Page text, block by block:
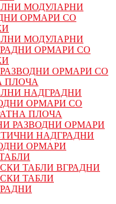
МОДУЛАРНИ
ОРМАРИ СО
МОДУЛАРНИ
ОРМАРИ СО
ОРМАРИ СО
ПЛОЧА
НАДГРАДНИ
ОРМАРИ СО
ПЛОЧА
РАЗВОДНИ ОРМАРИ
НАДГРАДНИ
ОРМАРИ
ТАБЛИ ВГРАДНИ
ТАБЛИ